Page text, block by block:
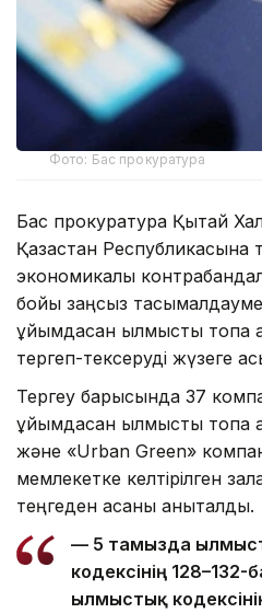
Фото: Бас прокуратура
Бас прокуратура Қытай
Қазақстан Республикасына
экономикалық
бойы заңсыз
ұйымдасқан қылмыстық топқа
тергеп-тексеруді жүзеге
Тергеу барысында 37
ұйымдасқан қылмыстық
және «Urban Green»
мемлекетке келтірілген
теңгеден асқаны анықталды.
— 5 тамызда
кодексінің
Қылмыстық